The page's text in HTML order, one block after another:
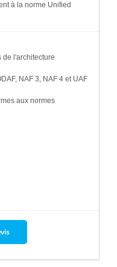
à la norme Unified
de l'architecture
NAF 3, NAF 4 et UAF
aux normes